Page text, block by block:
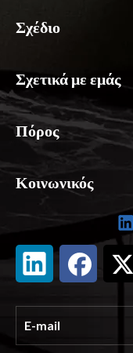
Σχέδιο
Σχετικά με εμάς
Πόρος
Κοινωνικός